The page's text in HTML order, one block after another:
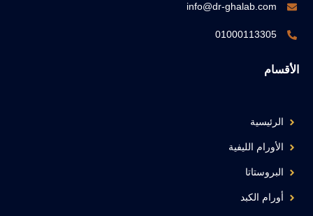
info@dr-ghalab.com
01000113305
الأقسام
الرئيسية
الأورام الليفية
البروستاتا
أورام الكبد